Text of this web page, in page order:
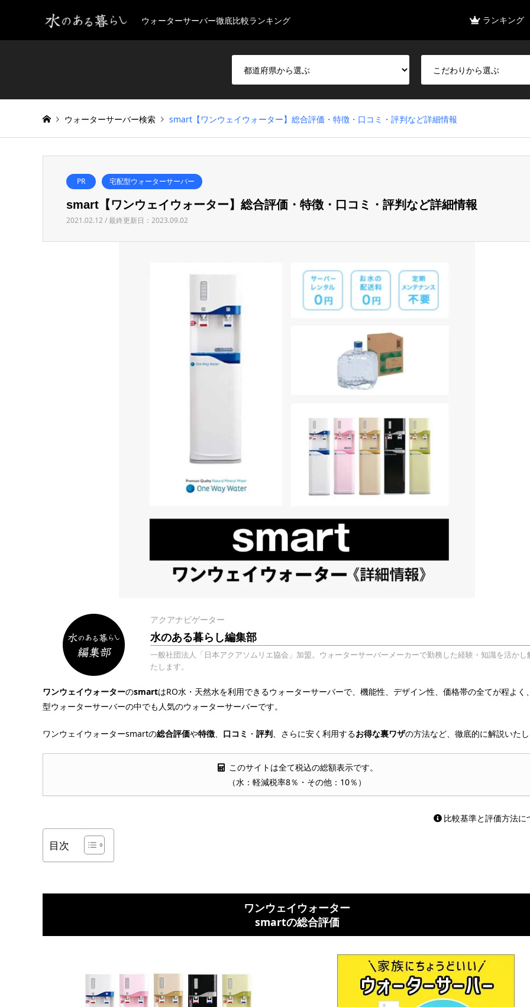
ウォーターサーバー徹底比較ランキング ランキング
ウォーターサーバー検索 smart【ワンウェイウォーター】総合評価・特徴・口コミ・評判など詳細情報
PR 宅配型ウォーターサーバー
smart【ワンウェイウォーター】総合評価・特徴・口コミ・評判など詳細情報
2021.02.12 / 最終更新日：2023.09.02
アクアナビゲーター
水のある暮らし編集部
一般社団法人「日本アクアソムリエ協会」加盟。ウォーターサーバーメーカーで勤務した経験・知識を活かし
たします。
ワンウェイウォーターのsmartはRO水・天然水を利用できるウォーターサーバーで、機能性、デザイン性、価格帯の全てが程よく
型ウォーターサーバーの中でも人気のウォーターサーバーです。
ワンウェイウォーターsmartの総合評価や特徴、 口コミ ・ 評判、さらに安く利用するお得な裏ワザの方法など、徹底的に解説いた
このサイトは全て税込の総額表示です。
（水：軽減税率8％・その他：10％）
比較基準と評価方法に
目次
ワンウェイウォーター
smartの総合評価